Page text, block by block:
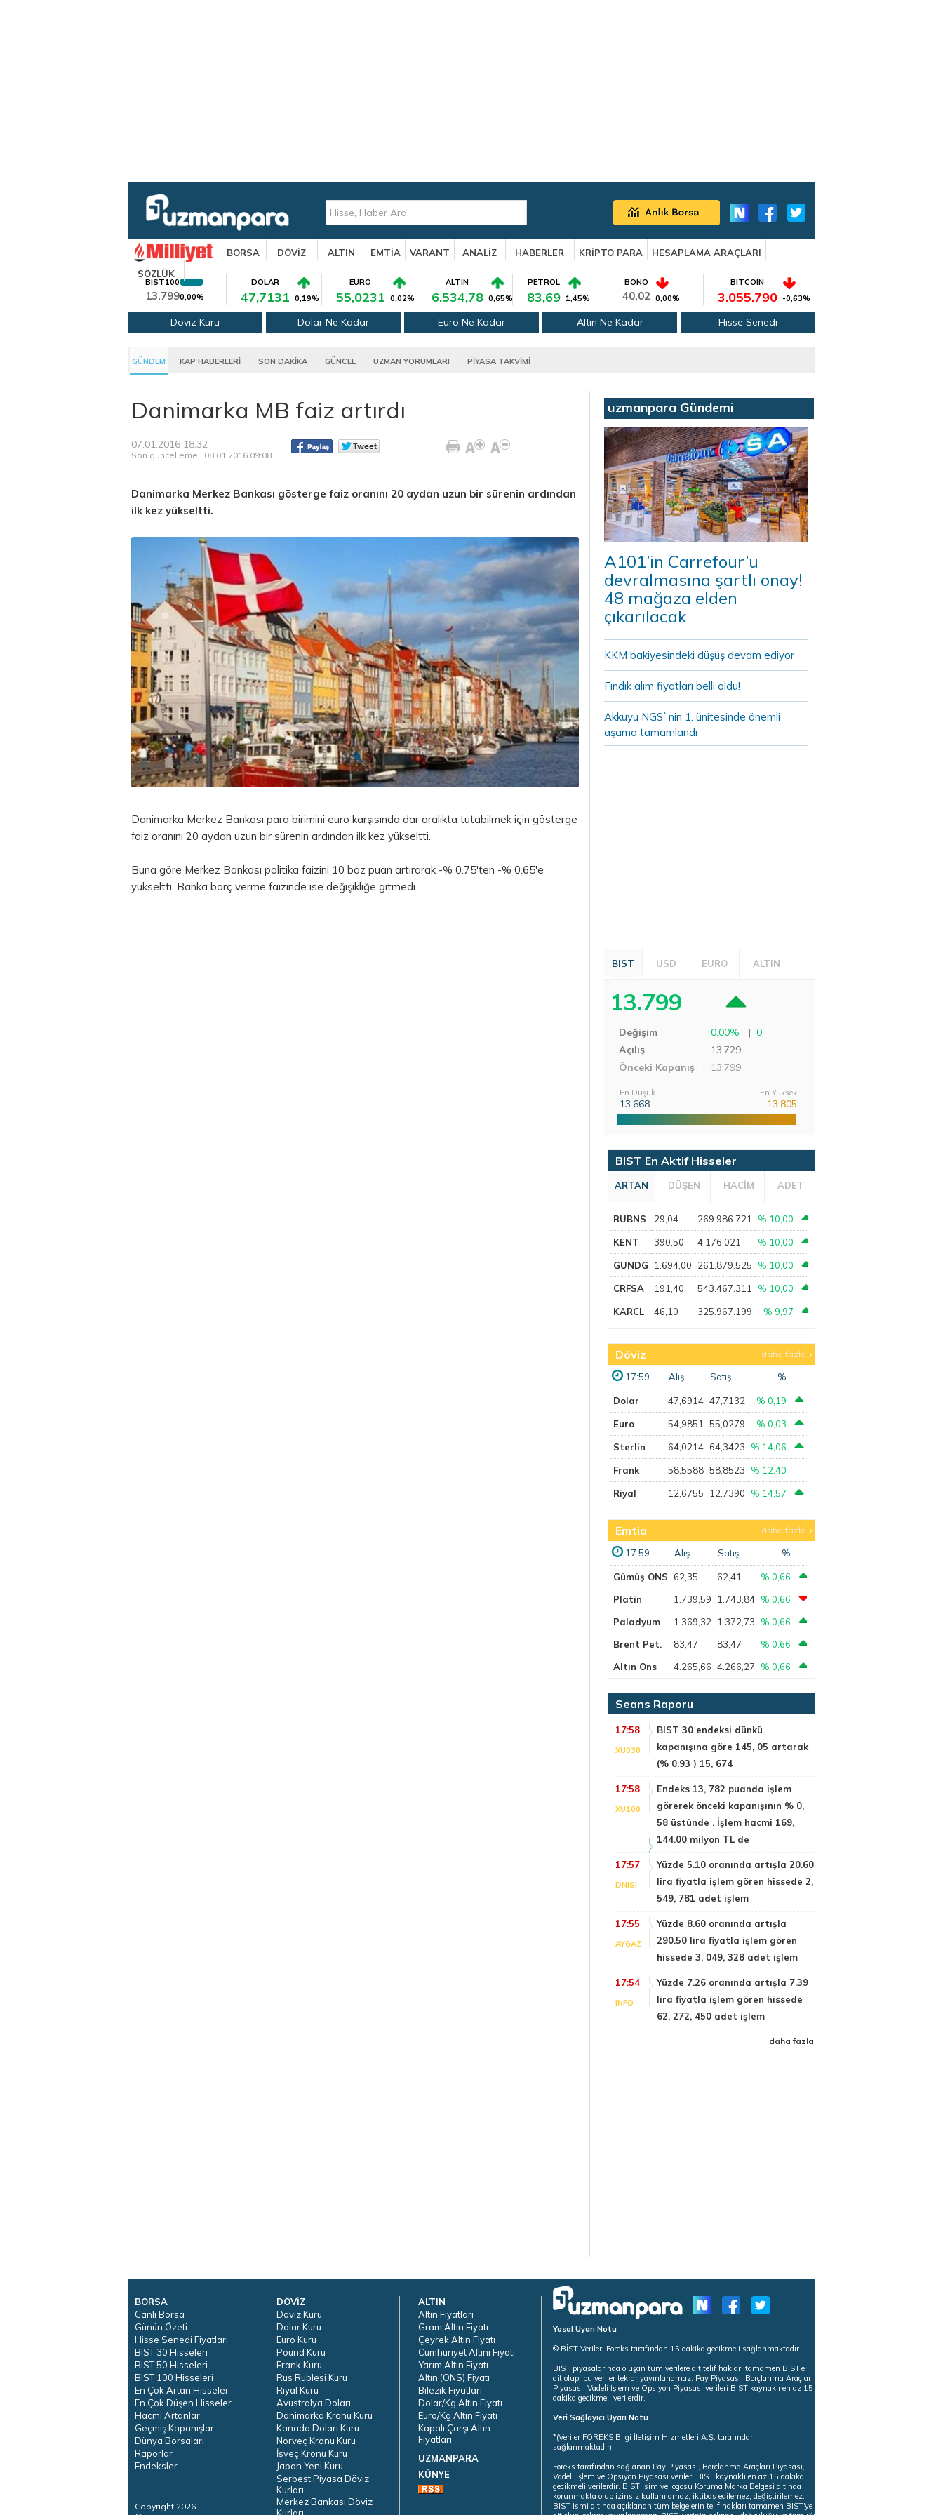
BORSA DÖVİZ ALTIN EMTİA VARANT ANALİZ HABERLER KRİPTO PARA
HESAPLAMA ARAÇLARI
SÖZLÜK
BIST100
13.7990,00%
DOLAR
47,7131 0,19%
EURO
55,0231 0,02%
ALTIN
6.534,78 0,65%
PETROL
83,69 1,45%
BONO
40,02 0,00%
BITCOIN
3.055.790 -0,63%
Döviz Kuru Dolar Ne Kadar Euro Ne Kadar Altın Ne Kadar Hisse Senedi
GÜNDEM KAP HABERLERİ SON DAKİKA GÜNCEL UZMAN YORUMLARI PİYASA TAKVİMİ
Danimarka MB faiz artırdı
07.01.2016 18:32
Son güncelleme : 08.01.2016 09:08
Danimarka Merkez Bankası gösterge faiz oranını 20 aydan uzun bir sürenin ardından
ilk kez yükseltti.
Danimarka Merkez Bankası para birimini euro karşısında dar aralıkta tutabilmek için gösterge
faiz oranını 20 aydan uzun bir sürenin ardından ilk kez yükseltti.
Buna göre Merkez Bankası politika faizini 10 baz puan artırarak -% 0.75'ten -% 0.65'e
yükseltti. Banka borç verme faizinde ise değişikliğe gitmedi.
uzmanpara Gündemi
A101’in Carrefour’u
devralmasına şartlı onay!
48 mağaza elden
çıkarılacak
KKM bakiyesindeki düşüş devam ediyor
Fındık alım fiyatları belli oldu!
Akkuyu NGS`nin 1. ünitesinde önemli
aşama tamamlandı
BIST USD EURO ALTIN
13.799
Değişim : 0,00% | 0
Açılış
: 13.729
Önceki Kapanış
: 13.799
En Düşük
13.668
En Yüksek
13.805
BIST En Aktif Hisseler
ARTAN DÜŞEN HACİM ADET
RUBNS 29,04 269.986.721 % 10,00
KENT 390,50 4.176.021 % 10,00
GUNDG 1.694,00 261.879.525 % 10,00
CRFSA 191,40 543.467.311 % 10,00
KARCL 46,10 325.967.199 % 9,97
Döviz daha fazla
17:59 Alış Satış %
Dolar 47,6914 47,7132 % 0,19
Euro 54,9851 55,0279 % 0,03
Sterlin 64,0214 64,3423 % 14,06
Frank 58,5588 58,8523 % 12,40
Riyal 12,6755 12,7390 % 14,57
Emtia daha fazla
17:59 Alış Satış %
Gümüş ONS 62,35 62,41
% 0,66
Platin
1.739,59 1.743,84 % 0,66
Paladyum
1.369,32 1.372,73
% 0,66
Brent Pet.
83,47 83,47
% 0,66
Altın Ons
4.265,66 4.266,27 % 0,66
Seans Raporu
17:58
XU030
BIST 30 endeksi dünkü
kapanışına göre 145, 05 artarak
(% 0.93 ) 15, 674
17:58
XU100
Endeks 13, 782 puanda işlem
görerek önceki kapanışının % 0,
58 üstünde . İşlem hacmi 169,
144.00 milyon TL de
17:57
DNISI
Yüzde 5.10 oranında artışla 20.60
lira fiyatla işlem gören hissede 2,
549, 781 adet işlem
17:55
AYGAZ
Yüzde 8.60 oranında artışla
290.50 lira fiyatla işlem gören
hissede 3, 049, 328 adet işlem
17:54
INFO
Yüzde 7.26 oranında artışla 7.39
lira fiyatla işlem gören hissede
62, 272, 450 adet işlem
daha fazla
BORSA
Canlı Borsa
Günün Özeti
Hisse Senedi Fiyatları
BIST 30 Hisseleri
BIST 50 Hisseleri
BIST 100 Hisseleri
En Çok Artan Hisseler
En Çok Düşen Hisseler
Hacmi Artanlar
Geçmiş Kapanışlar
Dünya Borsaları
Raporlar
Endeksler
Copyright 2026
DÖVİZ
Döviz Kuru
Dolar Kuru
Euro Kuru
Pound Kuru
Frank Kuru
Rus Rublesi Kuru
Riyal Kuru
Avustralya Doları
Danimarka Kronu Kuru
Kanada Doları Kuru
Norveç Kronu Kuru
İsveç Kronu Kuru
Japon Yeni Kuru
Serbest Piyasa Döviz
Kurları
Merkez Bankası Döviz
Kurları
ALTIN
Altın Fiyatları
Gram Altın Fiyatı
Çeyrek Altın Fiyatı
Cumhuriyet Altını Fiyatı
Yarım Altın Fiyatı
Altın (ONS) Fiyatı
Bilezik Fiyatları
Dolar/Kg Altın Fiyatı
Euro/Kg Altın Fiyatı
Kapalı Çarşı Altın
Fiyatları
UZMANPARA
KÜNYE
Yasal Uyarı Notu
© BİST Verileri Foreks tarafından 15 dakika gecikmeli sağlanmaktadır.
BIST piyasalarında oluşan tüm verilere ait telif hakları tamamen BIST'e
ait olup, bu veriler tekrar yayınlanamaz. Pay Piyasası, Borçlanma Araçları
Piyasası, Vadeli İşlem ve Opsiyon Piyasası verileri BIST kaynaklı en az 15
dakika gecikmeli verilerdir.
Veri Sağlayıcı Uyarı Notu
*(Veriler FOREKS Bilgi İletişim Hizmetleri A.Ş. tarafından
sağlanmaktadır)
Foreks tarafından sağlanan Pay Piyasası, Borçlanma Araçları Piyasası,
Vadeli İşlem ve Opsiyon Piyasası verileri BIST kaynaklı en az 15 dakika
gecikmeli verilerdir. BIST isim ve logosu Koruma Marka Belgesi altında
korunmakta olup izinsiz kullanılamaz, iktibas edilemez, değiştirilemez.
BIST ismi altında açıklanan tüm belgelerin telif hakları tamamen BIST'ye